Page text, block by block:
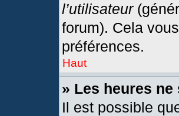
l’utilisateur
forum). Cela
préférences.
Haut
» Les heures
Il est possible